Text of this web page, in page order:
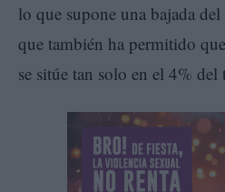
lo que supone una bajada
que también ha permitido
se sitúe tan solo en el 4%